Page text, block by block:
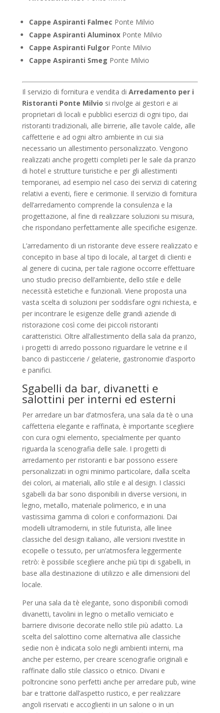
Cappe Aspiranti Falmec Ponte Milvio
Cappe Aspiranti AluminoxPonte Milvio
Cappe Aspiranti FulgorPonte Milvio
Cappe Aspiranti Smeg Ponte Milvio
Il servizio di fornitura e vendita di Arredamento per i
Ristoranti Ponte Milvio si rivolge ai gestori e ai
proprietari di locali e pubblici esercizi di ogni tipo, dai
ristoranti tradizionali, alle birrerie, alle tavole calde, alle
caffetterie e ad ogni altro ambiente in cui sia
necessario un allestimento personalizzato. Vengono
realizzati anche progetti completi per le sale da pranzo
di hotel e strutture turistiche e per gli allestimenti
temporanei, ad esempio nel caso dei servizi di catering
relativi a eventi, fiere e cerimonie. Il servizio di fornitura
dell’arredamento comprende la consulenza e la
progettazione, al fine di realizzare soluzioni su misura,
che rispondano perfettamente alle specifiche esigenze.
L’arredamento di un ristorante deve essere realizzato e
concepito in base al tipo di locale, al target di clienti e
al genere di cucina, per tale ragione occorre effettuare
uno studio preciso dell’ambiente, dello stile e delle
necessità estetiche e funzionali. Viene proposta una
vasta scelta di soluzioni per soddisfare ogni richiesta, e
per incontrare le esigenze delle grandi aziende di
ristorazione così come dei piccoli ristoranti
caratteristici. Oltre all’allestimento della sala da pranzo,
i progetti di arredo possono riguardare le vetrine e il
banco di pasticcerie / gelaterie, gastronomie d’asporto
e panifici.
Sgabelli da bar, divanetti e
salottini per interni ed esterni
Per arredare un bar d’atmosfera, una sala da tè o una
caffetteria elegante e raffinata, è importante scegliere
con cura ogni elemento, specialmente per quanto
riguarda la scenografia delle sale. I progetti di
arredamento per ristoranti e bar possono essere
personalizzati in ogni minimo particolare, dalla scelta
dei colori, ai materiali, allo stile e al design. I classici
sgabelli da bar sono disponibili in diverse versioni, in
legno, metallo, materiale polimerico, e in una
vastissima gamma di colori e conformazioni. Dai
modelli ultramoderni, in stile futurista, alle linee
classiche del design italiano, alle versioni rivestite in
ecopelle o tessuto, per un’atmosfera leggermente
retrò: è possibile scegliere anche più tipi di sgabelli, in
base alla destinazione di utilizzo e alle dimensioni del
locale.
Per una sala da tè elegante, sono disponibili comodi
divanetti, tavolini in legno o metallo verniciato e
barriere divisorie decorate nello stile più adatto. La
scelta del salottino come alternativa alle classiche
sedie non è indicata solo negli ambienti interni, ma
anche per esterno, per creare scenografie originali e
raffinate dallo stile classico o etnico. Divani e
poltroncine sono perfetti anche per arredare pub, wine
bar e trattorie dall’aspetto rustico, e per realizzare
angoli riservati e accoglienti in un salone o in un